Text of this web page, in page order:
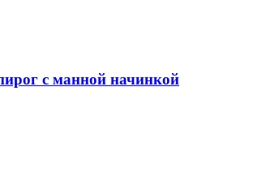
с манной начинкой